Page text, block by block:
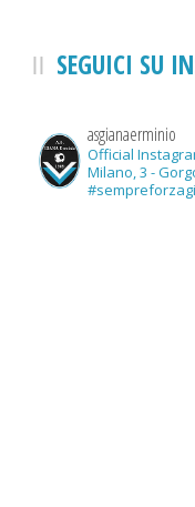
SEGUICI SU
asgianaerminio
Official
Milano, 3 -